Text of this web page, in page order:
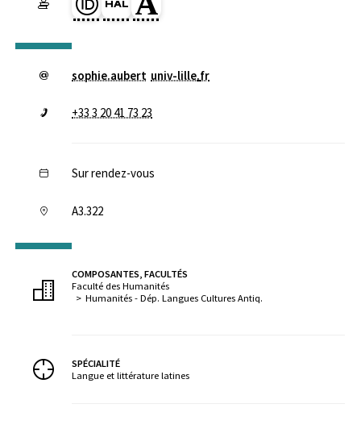
Page Orcid du membre (Ouverture dans une nouvelle fenêtre)
HAL sophie-aubert-baillot (Ouverture dans une nouvelle
Page Academia du membre (Ouverture dans une
sophie.aubert univ-lille.fr
+33 3 20 41 73 23
Sur rendez-vous
A3.322
COMPOSANTES, FACULTÉS
Faculté des Humanités
Humanités - Dép. Langues Cultures Antiq.
SPÉCIALITÉ
Langue et littérature latines